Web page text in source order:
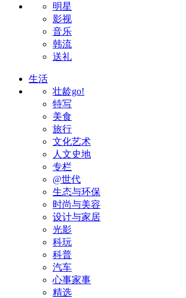
明星
影视
音乐
韩流
送礼
生活
壮龄go!
特写
美食
旅行
文化艺术
人文史地
专栏
@世代
生态与环保
时尚与美容
设计与家居
光影
科玩
科普
汽车
心事家事
精选